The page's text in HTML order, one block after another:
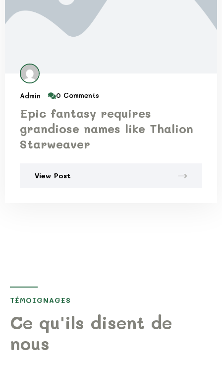
Admin 0 Comments
Epic fantasy requires
grandiose names like Thalion
Starweaver
View Post
TÉMOIGNAGES
Ce qu'ils disent de
nous